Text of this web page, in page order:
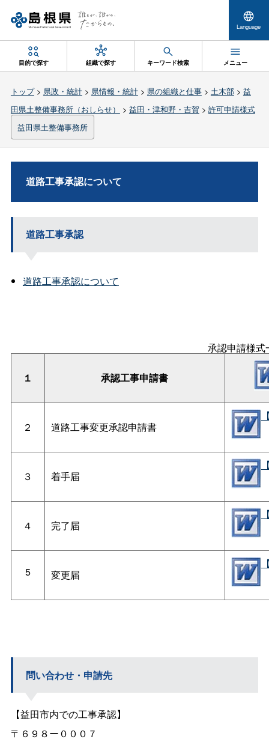
Language
目的で探す 組織で探す キーワード検索 メニュー
トップ> 県政・統計> 県情報・統計> 県の組織と仕事> 土木部> 益
田県土整備事務所（おしらせ）
> 益田・津和野・吉賀 > 許可申請様式
益田県土整備事務所
道路工事承認について
道路工事承認
道路工事承認について
承認申請様式
１ 承認工事申請書
２ 道路工事変更承認申請書
３ 着手届
４ 完了届
5 変更届
問い合わせ・申請先
【益田市内での工事承認】
〒６９８ー０００７